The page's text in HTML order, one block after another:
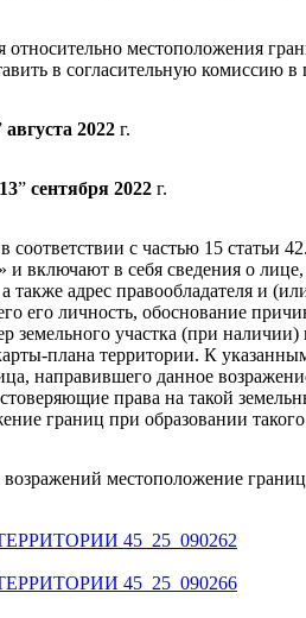
местоположения
в согласительную комиссию
августа 2022 г.
13” сентября 2022 г.
соответствии с частью 15 статьи
и включают в себя сведения о
также адрес правообладателя и
его личность, обоснование
земельного участка (при
плана территории. К
направившего данное
права на такой
границ при образовании
возражений местоположение
45_25_090262
45_25_090266